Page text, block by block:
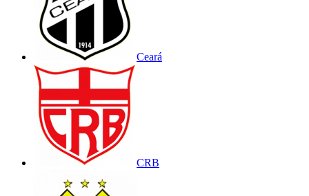
Ceará
CRB